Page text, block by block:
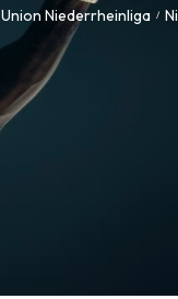
Union Niederrheinliga /